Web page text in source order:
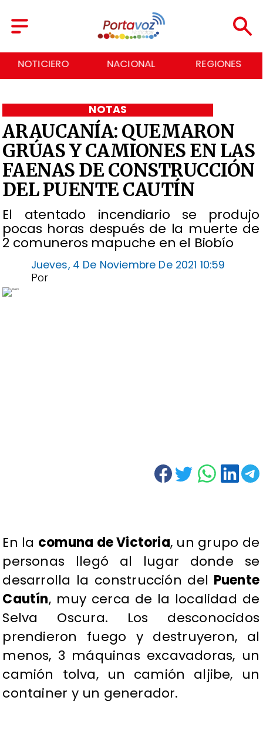
NACIONAL REGIONES
ARAUCANÍA: QUEMARON
GRÚAS Y CAMIONES EN LAS
FAENAS DE CONSTRUCCIÓN
DEL PUENTE CAUTÍN
El atentado incendiario se produjo
pocas horas después de la muerte de
2 comuneros mapuche en el Biobío
NOTAS
Jueves, 4 De Noviembre De 2021 10:59
Por
En la comuna de Victoria, un grupo de
personas llegó al lugar donde se
desarrolla la construcción del Puente
Cautín, muy cerca de la localidad de
Selva Oscura. Los desconocidos
prendieron fuego y destruyeron, al
menos, 3 máquinas excavadoras, un
camión tolva, un camión aljibe, un
container y un generador.